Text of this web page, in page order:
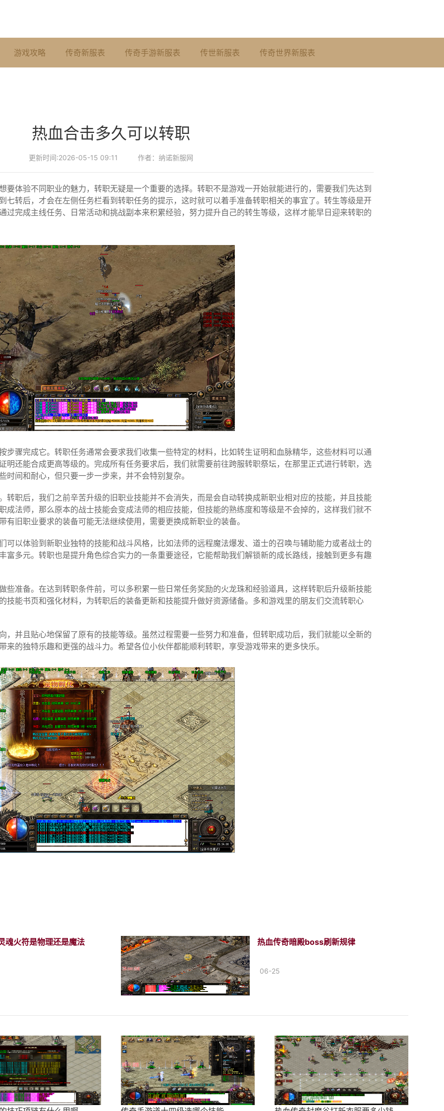
游戏攻略 传奇新服表 传奇手游新服表 传世新服表 传奇世界新服表
热血合击多久可以转职
更新时间:2026-05-15 09:11 作者：纳诺新服网
要体验不同职业的魅力，转职无疑是一个重要的选择。转职不是游戏一开始就能进行的，需要我们先达到
七转后，才会在左侧任务栏看到转职任务的提示，这时就可以着手准备转职相关的事宜了。转生等级是开
过完成主线任务、日常活动和挑战副本来积累经验，努力提升自己的转生等级，这样才能早日迎来转职的
步骤完成它。转职任务通常会要求我们收集一些特定的材料，比如转生证明和血脉精华，这些材料可以通
明还能合成更高等级的。完成所有任务要求后，我们就需要前往跨服转职祭坛，在那里正式进行转职，选
间和耐心，但只要一步一步来，并不会特别复杂。
转职后，我们之前辛苦升级的旧职业技能并不会消失，而是会自动转换成新职业相对应的技能，并且技能
成法师，那么原本的战士技能会变成法师的相应技能，但技能的熟练度和等级是不会掉的，这样我们就不
旧职业要求的装备可能无法继续使用，需要更换成新职业的装备。
可以体验到新职业独特的技能和战斗风格，比如法师的远程魔法爆发、道士的召唤与辅助能力或者战士的
富多元。转职也是提升角色综合实力的一条重要途径，它能帮助我们解锁新的成长路线，接触到更多有趣
些准备。在达到转职条件前，可以多积累一些日常任务奖励的火龙珠和经验道具，这样转职后升级新技能
技能书页和强化材料，为转职后的装备更新和技能提升做好资源储备。多和游戏里的朋友们交流转职心
，并且贴心地保留了原有的技能等级。虽然过程需要一些努力和准备，但转职成功后，我们就能以全新的
的独特乐趣和更强的战斗力。希望各位小伙伴都能顺利转职，享受游戏带来的更多快乐。
魂火符是物理还是魔法 热血传奇暗殿boss刷新规律
06-25